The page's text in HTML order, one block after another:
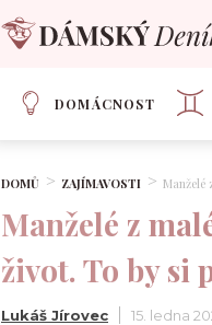
DOMÁCNOST
DOMŮ ZAJÍMAVOSTI
Manželé z
život. To by si
Lukáš Jírovec 15. ledna